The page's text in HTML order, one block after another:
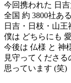
今回携われた 日
全国 約 3800社ある
日吉・日枝・山
僕は どちらにも
今後は 仏様 と 神
見守ってくださる
思っています (笑)